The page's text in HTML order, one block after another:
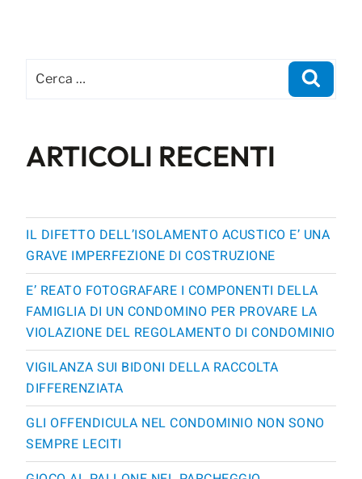
ARTICOLI RECENTI
IL DIFETTO DELL’ISOLAMENTO ACUSTICO E’ UNA
GRAVE IMPERFEZIONE DI COSTRUZIONE
E’ REATO FOTOGRAFARE I COMPONENTI DELLA
FAMIGLIA DI UN CONDOMINO PER PROVARE LA
VIOLAZIONE DEL REGOLAMENTO DI CONDOMINIO
VIGILANZA SUI BIDONI DELLA RACCOLTA
DIFFERENZIATA
GLI OFFENDICULA NEL CONDOMINIO NON SONO
SEMPRE LECITI